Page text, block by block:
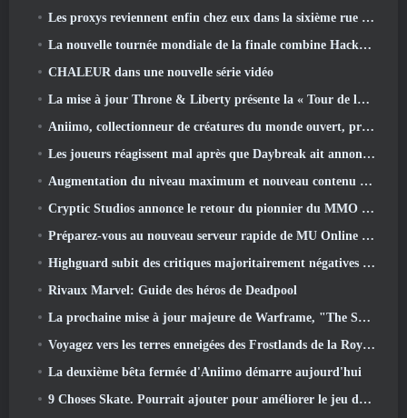
Les proxys reviennent enfin chez eux dans la sixième rue dans la version Zenless Zone Zero 2.6 Mise à jour
La nouvelle tournée mondiale de la finale combine Hackout et lasers orbitaux
CHALEUR dans une nouvelle série vidéo
La mise à jour Throne & Liberty présente la « Tour de la cupidité » générée aléatoirement
Aniimo, collectionneur de créatures du monde ouvert, prend les bonnes notes
Les joueurs réagissent mal après que Daybreak ait annoncé son intention de sauter les feuilles de route pour EverQuest et EQ2
Augmentation du niveau maximum et nouveau contenu révélé dans Phantasy Star Online 2: Flux de vagues de titres NGS
Cryptic Studios annonce le retour du pionnier du MMO Jack Emmert en tant que PDG
Préparez-vous au nouveau serveur rapide de MU Online pendant le pré-événement
Highguard subit des critiques majoritairement négatives après son lancement
Rivaux Marvel: Guide des héros de Deadpool
La prochaine mise à jour majeure de Warframe, "The Shadowgrapher" arrivera en mars
Voyagez vers les terres enneigées des Frostlands de la Roya dans la prochaine version de Wuthering Waves 3.1
La deuxième bêta fermée d'Aniimo démarre aujourd'hui
9 Choses Skate. Pourrait ajouter pour améliorer le jeu dans 2026